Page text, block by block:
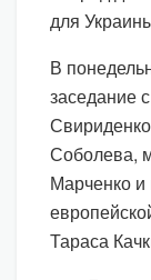
для
В
заседание
Соболева,
Марченко
Тараса